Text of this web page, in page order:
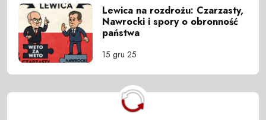
Lewica na rozdrożu: Czarzasty,
Nawrocki i spory o obronność
państwa
15 gru 25